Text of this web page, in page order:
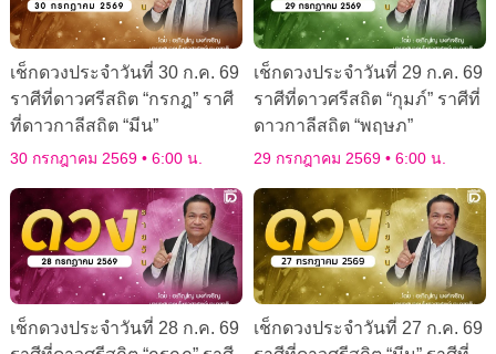
เช็กดวงประจำวันที่ 30 ก.ค. 69
ราศีที่ดาวศรีสถิต “กรกฎ” ราศี
ที่ดาวกาลีสถิต “มีน”
30 กรกฎาคม 2569 6:00 น.
เช็กดวงประจำวันที่ 29 ก.ค. 69
ราศีที่ดาวศรีสถิต “กุมภ์” ราศีที่
ดาวกาลีสถิต “พฤษภ”
29 กรกฎาคม 2569 6:00 น.
เช็กดวงประจำวันที่ 28 ก.ค. 69
เช็กดวงประจำวันที่ 27 ก.ค. 69